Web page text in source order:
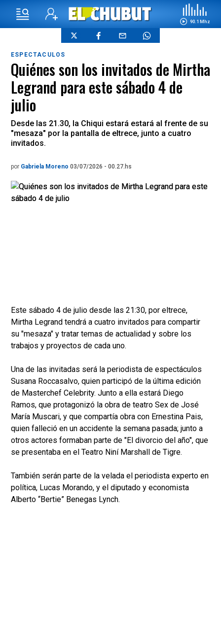
90.1 Mhz
ESPECTACULOS
Quiénes son los invitados de Mirtha
Legrand para este sábado 4 de
julio
Desde las 21.30, la Chiqui estará estará al frente de su
"mesaza" por la pantalla de eltrece, junto a cuatro
invitados.
por Gabriela Moreno 03/07/2026 - 00.27.hs
Este sábado 4 de julio desde las 21:30, por eltrece,
Mirtha Legrand tendrá a cuatro invitados para compartir
su "mesaza" y tratar temas de actualidad y sobre los
trabajos y proyectos de cada uno.
Una de las invitadas será la periodista de espectáculos
Susana Roccasalvo, quien participó de la última edición
de Masterchef Celebrity. Junto a ella estará Diego
Ramos, que protagonizó la obra de teatro Sex de José
María Muscari, y que compartía obra con Ernestina Pais,
quien falleció en un accidente la semana pasada; junto a
otros actores formaban parte de "El divorcio del año", que
se presentaba en el Teatro Niní Marshall de Tigre.
También serán parte de la velada el periodista experto en
política, Lucas Morando, y el diputado y economista
Alberto “Bertie” Benegas Lynch.